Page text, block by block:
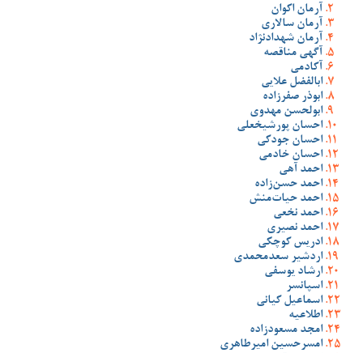
آرمان اکوان
آرمان سالاری
آرمان شهدادنژاد
آگهی مناقصه
آکادمی
ابالفضل علایی
ابوذر صفرزاده
ابولحسن مهدوی
احسان پورشیخعلی
احسان جودکی
احسان خادمی
احمد آهی
احمد حسن‌زاده
احمد حیات‌منش
احمد نخعی
احمد نصیری
ادریس کوچکی
اردشیر سعدمحمدی
ارشاد یوسفی
اسپانسر
اسماعیل کیانی
اطلاعیه
امجد مسعودزاده
امسرحسین امیرطاهری